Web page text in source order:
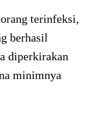
terinfeksi,
berhasil
diperkirakan
minimnya